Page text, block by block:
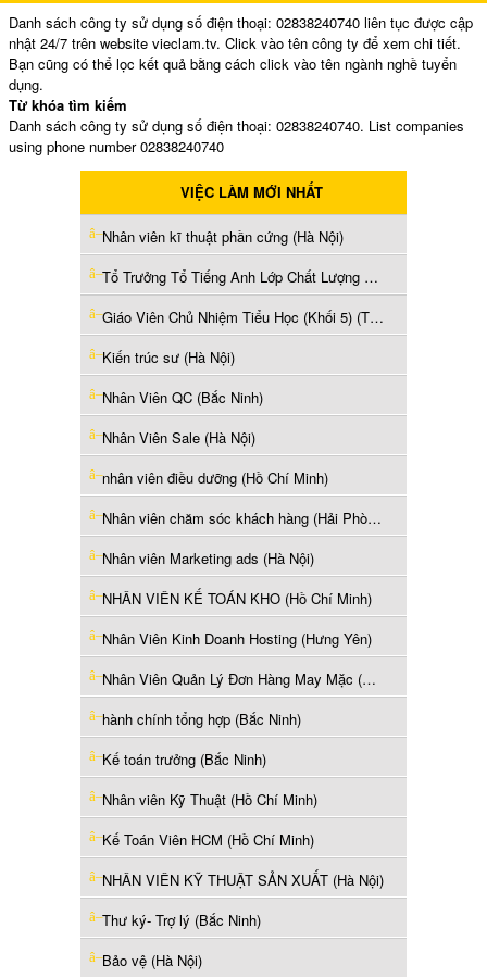
Danh sách công ty sử dụng số điện thoại: 02838240740 liên tục được cập
nhật 24/7 trên website vieclam.tv. Click vào tên công ty để xem chi tiết.
Bạn cũng có thể lọc kết quả bằng cách click vào tên ngành nghề tuyển
dụng.
Từ khóa tìm kiếm
Danh sách công ty sử dụng số điện thoại: 02838240740. List companies
using phone number 02838240740
VIỆC LÀM MỚI NHẤT
Nhân viên kĩ thuật phần cứng (Hà Nội)
Tổ Trưởng Tổ Tiếng Anh Lớp Chất Lượng Cao (Thái Nguyên)
Giáo Viên Chủ Nhiệm Tiểu Học (Khối 5) (Thái Nguyên)
Kiến trúc sư (Hà Nội)
Nhân Viên QC (Bắc Ninh)
Nhân Viên Sale (Hà Nội)
nhân viên điều dưỡng (Hồ Chí Minh)
Nhân viên chăm sóc khách hàng (Hải Phòng)
Nhân viên Marketing ads (Hà Nội)
NHÂN VIÊN KẾ TOÁN KHO (Hồ Chí Minh)
Nhân Viên Kinh Doanh Hosting (Hưng Yên)
Nhân Viên Quản Lý Đơn Hàng May Mặc (Hưng Yên)
hành chính tổng hợp (Bắc Ninh)
Kế toán trưởng (Bắc Ninh)
Nhân viên Kỹ Thuật (Hồ Chí Minh)
Kế Toán Viên HCM (Hồ Chí Minh)
NHÂN VIÊN KỸ THUẬT SẢN XUẤT (Hà Nội)
Thư ký- Trợ lý (Bắc Ninh)
Bảo vệ (Hà Nội)